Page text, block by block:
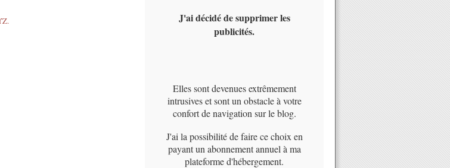
J'ai décidé de supprimer les
publicités.
Elles sont devenues extrêmement
intrusives et sont un obstacle à votre
confort de navigation sur le blog.
J'ai la possibilité de faire ce choix en
payant un abonnement annuel à ma
plateforme d'hébergement.